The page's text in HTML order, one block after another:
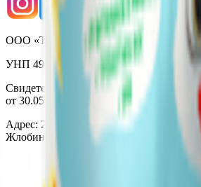
ООО «Торговая сеть «Продмир»
УНП 490314725
Свидетельство о государственной
от 30.05.2003г выдано Гомельским
Адрес: 247210, Республика Беларусь,
Жлобин, ул. Козлова 2-А